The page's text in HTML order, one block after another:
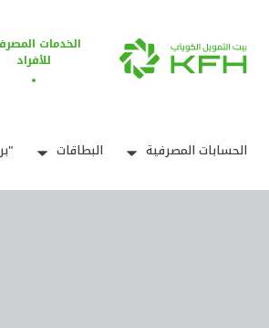
الخدمات
للأفراد
الحسابات المصرفية البطاقات